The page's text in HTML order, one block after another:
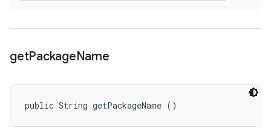
getPackageName
public String getPackageName ()